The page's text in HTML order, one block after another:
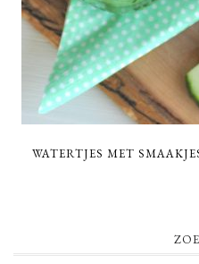
WATERTJES MET